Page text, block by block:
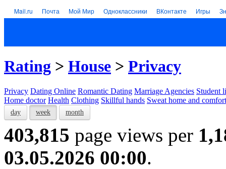
Mail.ru Почта Мой Мир Одноклассники ВКонтакте Игры
Rating > House > Privacy
Privacy Dating Online Romantic Dating Marriage Agencies Student
Home doctor Health Clothing Skillful hands Sweat home and comfort
day week month
403,815 page views per
03.05.2026 00:00.